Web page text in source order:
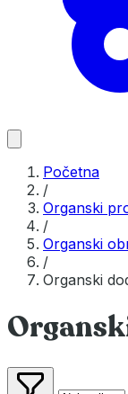
Početna
/
Organski
/
Organski
/
Organski